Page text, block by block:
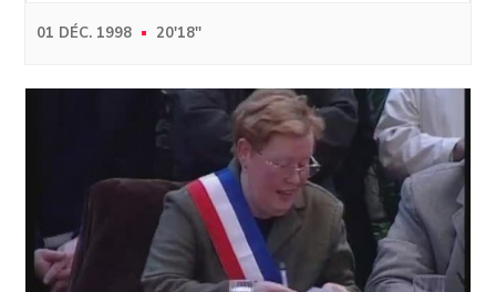
01 DÉC. 1998 20'18''